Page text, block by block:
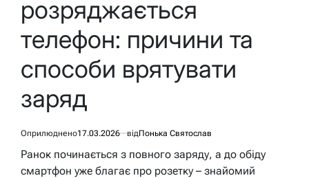
розряджається
телефон: причини та
способи врятувати
заряд
Оприлюднено17.03.2026 відПонька Святослав
Ранок починається з повного заряду, а до обіду
смартфон уже благає про розетку – знайомий